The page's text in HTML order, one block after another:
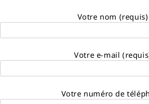
Votre nom (requis)
Votre e-mail
Votre numéro de